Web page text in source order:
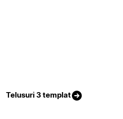
Telusuri 3 templat